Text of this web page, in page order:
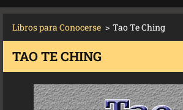
Libros para Conocerse > Tao Te Ching
TAO TE CHING